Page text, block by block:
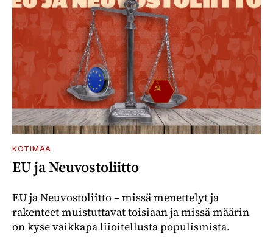
KOTIMAA
EU ja Neuvostoliitto
EU ja Neuvostoliitto – missä menettelyt ja
rakenteet muistuttavat toisiaan ja missä määrin
on kyse vaikkapa liioitellusta populismista.